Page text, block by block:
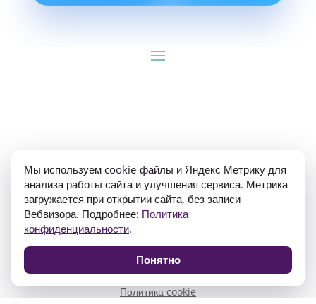
ИП Гуляев Е.А. ОГРН 310784709900570 ИНН
781020474307
Политика конфиденциальности
Политика cookie
Мы используем cookie-файлы и Яндекс Метрику для
анализа работы сайта и улучшения сервиса. Метрика
загружается при открытии сайта, без записи
Вебвизора. Подробнее: Политика
конфиденциальности.
Понятно